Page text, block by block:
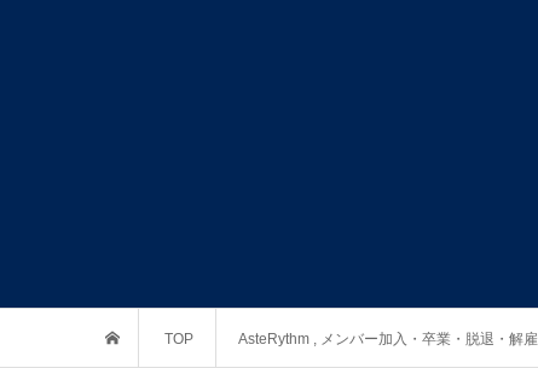
TOP AsteRythm , メンバー加入・卒業・脱退・解雇